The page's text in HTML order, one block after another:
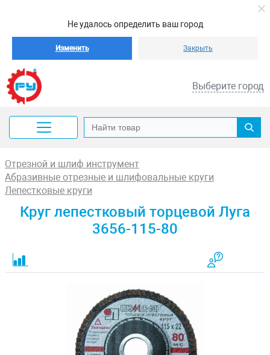
Не удалось определить ваш город
Изменить Закрыть
Выберите город
Отрезной и шлиф инструмент
Абразивные отрезные и шлифовальные круги
Лепестковые круги
Круг лепестковый торцевой Луга
3656-115-80